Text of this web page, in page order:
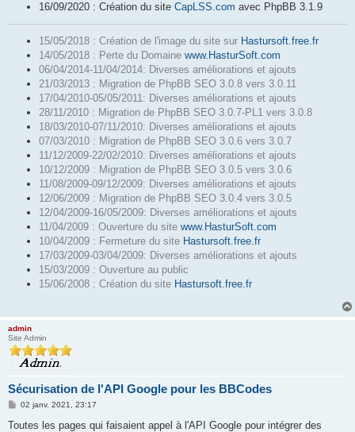
16/09/2020 : Création du site CapLSS.com avec PhpBB 3.1.9
15/05/2018 : Création de l'image du site sur Hastursoft.free.fr
14/05/2018 : Perte du Domaine www.HasturSoft.com
06/04/2014-11/04/2014: Diverses améliorations et ajouts
21/03/2013 : Migration de PhpBB SEO 3.0.8 vers 3.0.11
17/04/2010-05/05/2011: Diverses améliorations et ajouts
28/11/2010 : Migration de PhpBB SEO 3.0.7-PL1 vers 3.0.8
18/03/2010-07/11/2010: Diverses améliorations et ajouts
07/03/2010 : Migration de PhpBB SEO 3.0.6 vers 3.0.7
11/12/2009-22/02/2010: Diverses améliorations et ajouts
10/12/2009 : Migration de PhpBB SEO 3.0.5 vers 3.0.6
11/08/2009-09/12/2009: Diverses améliorations et ajouts
12/06/2009 : Migration de PhpBB SEO 3.0.4 vers 3.0.5
12/04/2009-16/05/2009: Diverses améliorations et ajouts
11/04/2009 : Ouverture du site www.HasturSoft.com
10/04/2009 : Fermeture du site Hastursoft.free.fr
17/03/2009-03/04/2009: Diverses améliorations et ajouts
15/03/2009 : Ouverture au public
15/06/2008 : Création du site Hastursoft.free.fr
admin
Site Admin
Sécurisation de l'API Google pour les BBCodes
M
s
02 janv. 2021, 23:17
Toutes les pages qui faisaient appel à l'API Google pour intégrer des